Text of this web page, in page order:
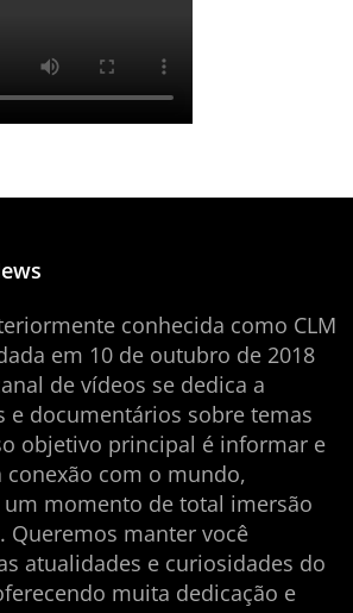
conhecida como CLM
em 10 de outubro de 2018
de vídeos se dedica a
e documentários sobre temas
objetivo principal é informar e
conexão com o mundo,
momento de total imersão
Queremos manter você
atualidades e curiosidades do
muita dedicação e